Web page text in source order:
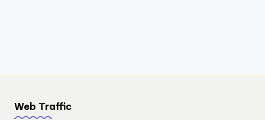
Web Traffic